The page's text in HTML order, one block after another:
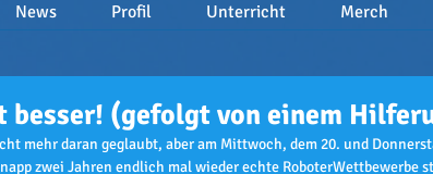
News Profil Unterricht Merch
besser! (gefolgt von einem
mehr daran geglaubt, aber am Mittwoch, dem 20. und
zwei Jahren endlich mal wieder echte RoboterWettbewerbe